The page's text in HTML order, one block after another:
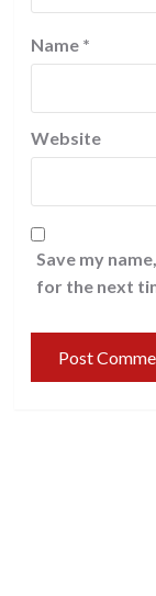
Name *
Website
Save my
for the next